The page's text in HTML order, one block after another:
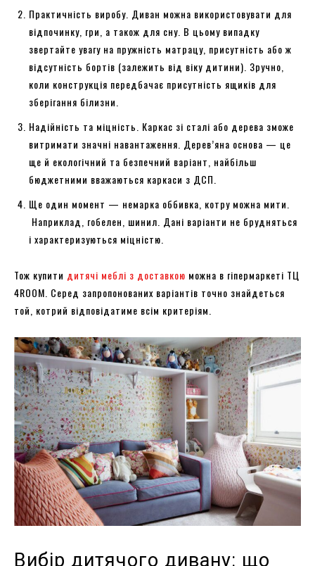
Практичність виробу. Диван можна використовувати для
відпочинку, гри, а також для сну. В цьому випадку
звертайте увагу на пружність матрацу, присутність або ж
відсутність бортів (залежить від віку дитини). Зручно,
коли конструкція передбачає присутність ящиків для
зберігання білизни.
Надійність та міцність. Каркас зі сталі або дерева зможе
витримати значні навантаження. Дерев’яна основа — це
ще й екологічний та безпечний варіант, найбільш
бюджетними вважаються каркаси з ДСП.
Ще один момент — немарка оббивка, котру можна мити.
Наприклад, гобелен, шинил. Дані варіанти не брудняться
і характеризуються міцністю.
Тож купити дитячі меблі з доставкою можна в гіпермаркеті ТЦ
4ROOM. Серед запропонованих варіантів точно знайдеться
той, котрий відповідатиме всім критеріям.
Вибір дитячого дивану: що